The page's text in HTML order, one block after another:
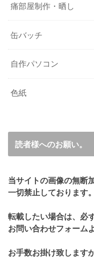
痛部屋制作・晒し
缶バッチ
自作パソコン
色紙
読者様へのお願い。
当サイトの画像の無断
一切禁止しております。
転載したい場合は、必
お問い合わせフォーム
お手数お掛け致します